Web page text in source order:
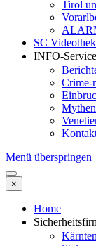
Tirol
SC Videothek
INFO-Service
Menü überspringen
×
Home